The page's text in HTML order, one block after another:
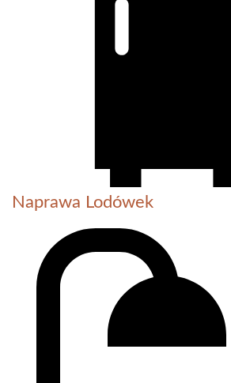
Naprawa Lodówek